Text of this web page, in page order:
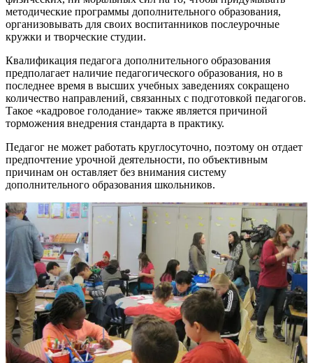
методические программы дополнительного образования,
организовывать для своих воспитанников послеурочные
кружки и творческие студии.
Квалификация педагога дополнительного образования
предполагает наличие педагогического образования, но в
последнее время в высших учебных заведениях сокращено
количество направлений, связанных с подготовкой педагогов.
Такое «кадровое голодание» также является причиной
торможения внедрения стандарта в практику.
Педагог не может работать круглосуточно, поэтому он отдает
предпочтение урочной деятельности, по объективным
причинам он оставляет без внимания систему
дополнительного образования школьников.